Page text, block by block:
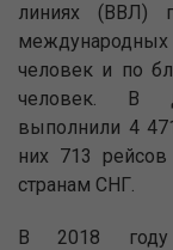
линиях (ВВЛ)
человек и по
человек. В
выполнили 4
них 713
странам СНГ.
В 2018 году